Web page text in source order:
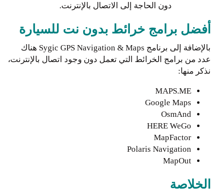
دون الحاجة إلى الاتصال بالإنترنت.
أفضل برامج خرائط بدون نت للسيارة
بالإضافة إلى برنامج Sygic GPS Navigation & Maps هناك
عدد من برامج الخرائط التي تعمل دون وجود اتصال بالإنترنت،
نذكر منها:
MAPS.ME
Google Maps
OsmAnd
HERE WeGo
MapFactor
Polaris Navigation
MapOut
الخلاصة